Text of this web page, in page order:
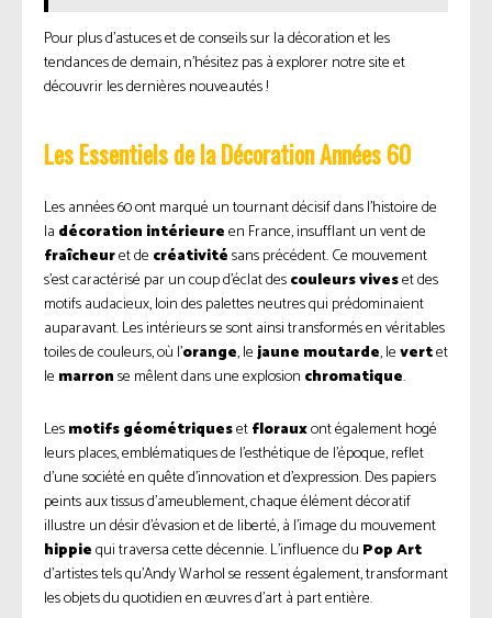
Pour plus d’astuces et de conseils sur la décoration et les
tendances de demain, n’hésitez pas à explorer notre site et
découvrir les dernières nouveautés !
Les Essentiels de la Décoration Années 60
Les années 60 ont marqué un tournant décisif dans l’histoire de
la décoration intérieureen France, insufflant un vent de
fraîcheuret de créativitésans précédent. Ce mouvement
s’est caractérisé par un coup d’éclat descouleurs viveset des
motifs audacieux, loin des palettes neutres qui prédominaient
auparavant. Les intérieurs se sont ainsi transformés en véritables
toiles de couleurs, où l’orange, lejaune moutarde, levertet
le marronse mêlent dans une explosion chromatique.
Lesmotifs géométriquesetflorauxont également hogé
leurs places, emblématiques de l’esthétique de l’époque, reflet
d’une société en quête d’innovation et d’expression. Des papiers
peints aux tissus d’ameublement, chaque élément décoratif
illustre un désir d’évasion et de liberté, à l’image du mouvement
hippiequi traversa cette décennie. L’influence du Pop Art
d’artistes tels qu’Andy Warhol se ressent également, transformant
les objets du quotidien en œuvres d’art à part entière.